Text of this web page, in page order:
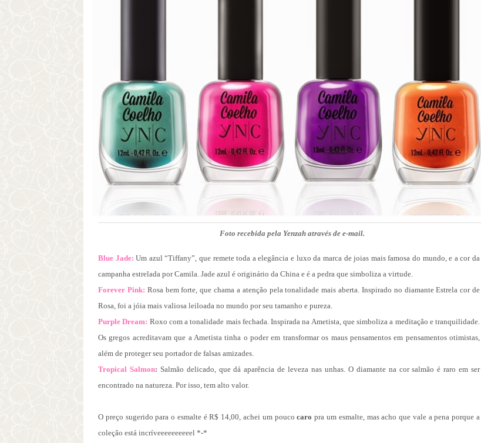
Foto recebida pela Yenzah através de e-mail.
Blue Jade: Um azul “Tiffany”, que remete toda a elegância e luxo da marca de joias maisfamosa do mundo, e a cor da
campanha estrelada por Camila. Jade azul é originário da China e é a pedra que simboliza a virtude.
Forever Pink: Rosa bem forte, que chama a atenção pela tonalidade mais aberta. Inspirado no diamante Estrela cor de
Rosa, foi a jóia mais valiosa leiloada no mundo por seu tamanho e pureza.
Purple Dream: Roxo com a tonalidade mais fechada. Inspirada na Ametista, que simboliza a meditação e tranquilidade.
Os gregos acreditavam que a Ametista tinha o poder em transformar os maus pensamentos em pensamentos otimistas,
além de proteger seu portadorde falsas amizades.
Tropical Salmon: Salmão delicado, que dá aparência de leveza nas unhas. O diamante na corsalmão é raro em ser
encontrado na natureza. Por isso, tem alto valor.
O preço sugerido para o esmalte é R$ 14,00, achei um poucocaro pra um esmalte, mas acho que vale a pena porque a
coleção está incríveeeeeeeeeel *-*